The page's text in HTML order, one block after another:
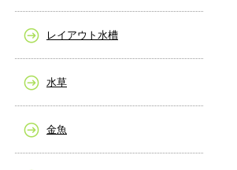
レイアウト水槽
水草
金魚